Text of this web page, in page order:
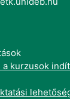
kurzusok